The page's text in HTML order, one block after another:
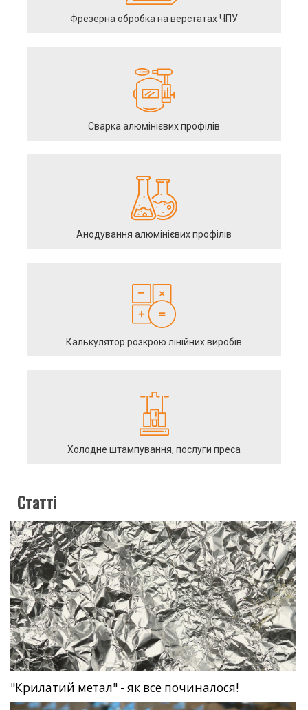
Фрезерна обробка на верстатах ЧПУ
Сварка алюмінієвих профілів
Анодування алюмінієвих профілів
Калькулятор розкрою лінійних виробів
Холодне штампування, послуги преса
Статті
"Крилатий метал" - як все починалося!